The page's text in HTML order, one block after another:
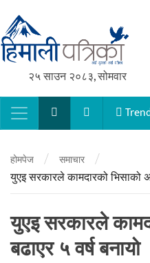
२५ साउन २०८३, सोमवार
Main
होमपेज / समाचार /
युएइ सरकारले कामदारको भिसाको
युएइ सरकारले
बढाएर ५ वर्ष बनायो